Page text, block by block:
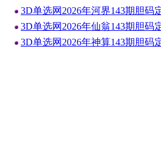
3D单选网2026年河界143期胆码
3D单选网2026年仙翁143期胆码
3D单选网2026年神算143期胆码